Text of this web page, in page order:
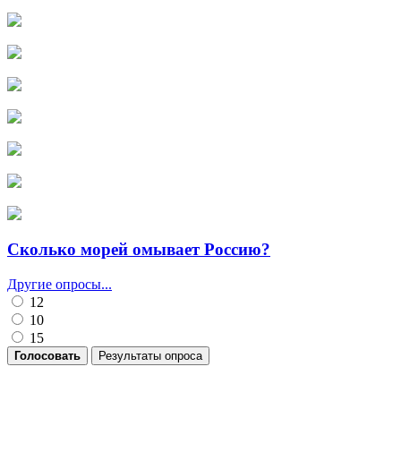
Сколько морей омывает Россию?
Другие опросы...
12
10
15
Голосовать Результаты опроса